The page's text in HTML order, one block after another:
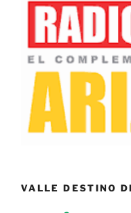
VALLE DESTINO